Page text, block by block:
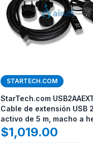
STARTECH.COM
StarTech.com
Cable de extensión USB
activo de 5 m, macho a
$1,019.00